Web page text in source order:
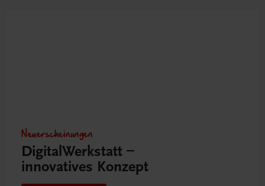
Neuerscheinungen
DigitalWerkstatt –
innovatives Konzept